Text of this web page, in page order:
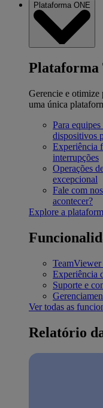
Plataforma ONE
Plataforma
Gerencie e otimize
uma única
Para
dispositivos
Experiência
interrupções
Operações
excepcional
Fale com
acontecer?
Explore a
Experiência
Suporte e
Ver todas as
Relatório